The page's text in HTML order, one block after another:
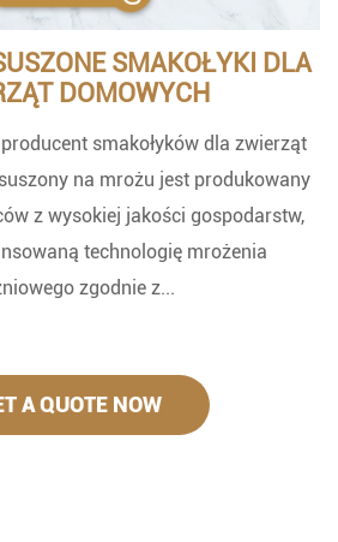
SMAKOŁYKI DLA
DOMOWYCH
smakołyków dla zwierząt
na mrożu jest produkowany
z wysokiej jakości gospodarstw,
technologię mrożenia
zgodnie z...
A QUOTE NOW